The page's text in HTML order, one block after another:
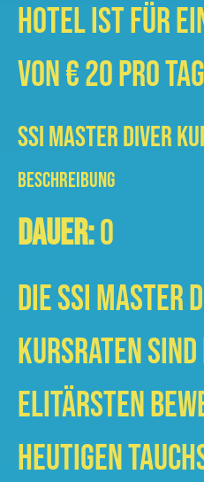
Hotel ist für
von € 20 pro
SSI MASTER DIVER
BESCHREIBUNG
Dauer:0
Die SSI Master
Kursraten sind
elitärsten
heutigen